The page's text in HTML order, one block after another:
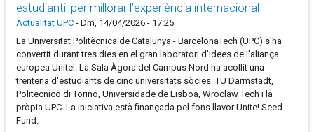
estudiantil per millorar l’experiència internacional
Actualitat UPC - Dm, 14/04/2026 - 17:25
La Universitat Politècnica de Catalunya - BarcelonaTech (UPC) s'ha
convertit durant tres dies en el gran laboratori d'idees de l'aliança
europea Unite!. La Sala Àgora del Campus Nord ha acollit una
trentena d'estudiants de cinc universitats sòcies: TU Darmstadt,
Politecnico di Torino, Universidade de Lisboa, Wroclaw Tech i la
pròpia UPC. La iniciativa està finançada pel fons llavor Unite! Seed
Fund.